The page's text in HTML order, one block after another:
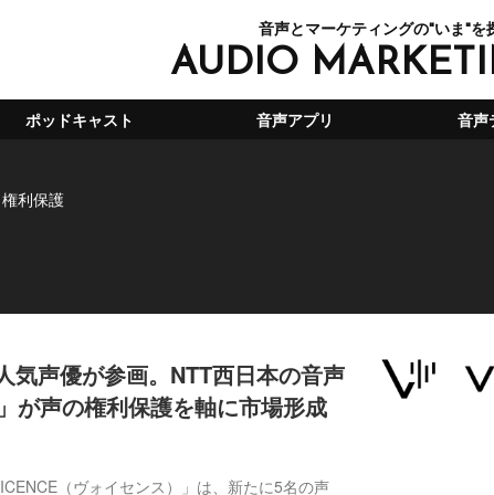
音声とマーケティングの"いま"を
AUDIO
ポッドキャスト 音声アプリ 音声
権利保護
気声優が参画。NTT西日本の音声
が声の権利保護を軸に市場形成
（ヴォイセンス）」は、新たに5名の声